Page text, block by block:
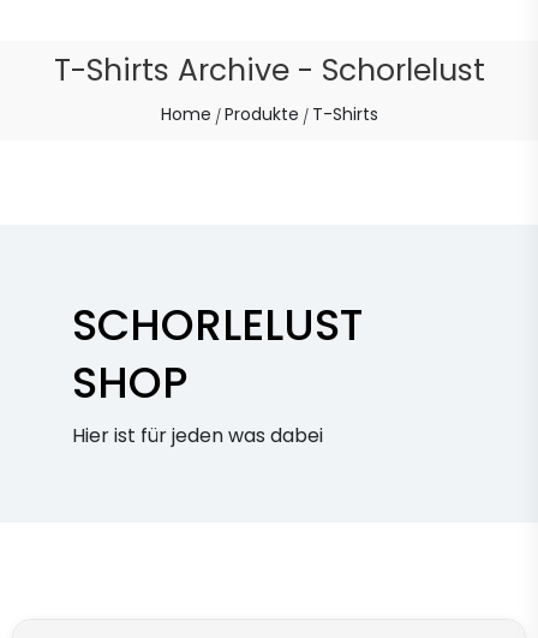
T-Shirts Archive - Schorlelust
Home Produkte T-Shirts
SCHORLELUST
SHOP
Hier ist für jeden was dabei